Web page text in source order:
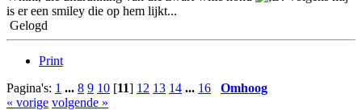
is er een smiley die op hem lijkt...
Gelogd
Print
Pagina's: 1 ... 8 9 10 [11] 12 13 14 ... 16
Omhoog
« vorige volgende »